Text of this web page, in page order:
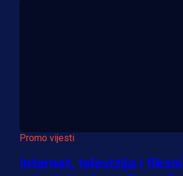
Promo vijesti
Internet, televizija i